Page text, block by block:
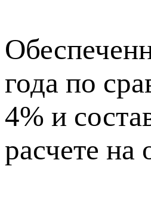
года по
4% и
расчете на